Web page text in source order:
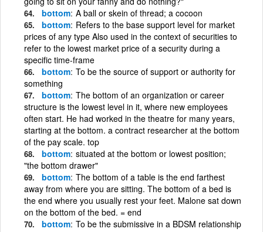
bottom A ball or skein of thread; a cocoon
bottom Refers to the base support level for market
prices of any type Also used in the context of securities to
refer to the lowest market price of a security during a
specific time-frame
bottom To be the source of support or authority for
something
bottom The bottom of an organization or career
structure is the lowest level in it, where new employees
often start. He had worked in the theatre for many years,
starting at the bottom. a contract researcher at the bottom
of the pay scale. top
bottom situated at the bottom or lowest position;
"the bottom drawer"
bottom The bottom of a table is the end farthest
away from where you are sitting. The bottom of a bed is
the end where you usually rest your feet. Malone sat down
on the bottom of the bed. = end
bottom To be the submissive in a BDSM relationship